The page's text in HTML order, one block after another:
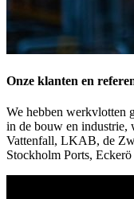
Onze klanten en
We hebben werkvlotten
in de bouw en industrie,
Vattenfall, LKAB, de
Stockholm Ports,